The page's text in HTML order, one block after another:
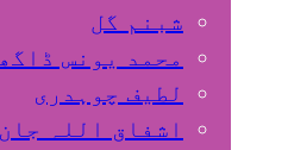
شبنم گل
محمد یونس
لطیف چوہدری
اشفاق اللہ